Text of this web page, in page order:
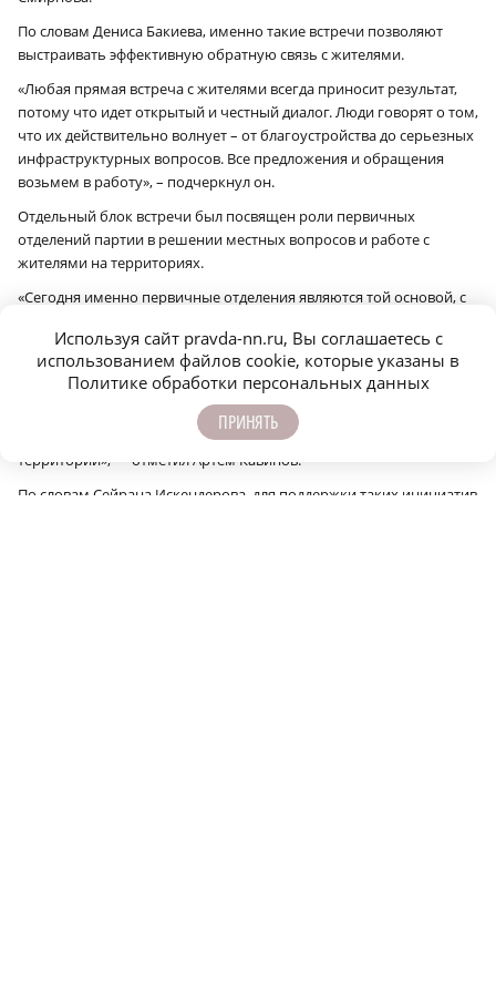
По словам Дениса Бакиева, именно такие встречи позволяют
выстраивать эффективную обратную связь с жителями.
«Любая прямая встреча с жителями всегда приносит результат,
потому что идет открытый и честный диалог. Люди говорят о том,
что их действительно волнует – от благоустройства до серьезных
инфраструктурных вопросов. Все предложения и обращения
возьмем в работу», – подчеркнул он.
Отдельный блок встречи был посвящен роли первичных
отделений партии в решении местных вопросов и работе с
жителями на территориях.
«Сегодня именно первичные отделения являются той основой, с
которые ежедневно находятся рядом с жителями, помогают
решать конкретные проблемы, поддерживают семьи участников
СВО, работают с молодежью и ветеранами. Очень важно, что в
Ветлужском округе есть сильные и инициативные команды,
готовые брать на себя ответственность за развитие своих
территорий», — отметил Артем Кавинов.
По словам Сейрана Искендерова, для поддержки таких инициатив
Используя сайт pravda-nn.ru, Вы соглашаетесь с
использованием файлов cookie, которые указаны в
Политике обработки персональных данных
ПРИНЯТЬ